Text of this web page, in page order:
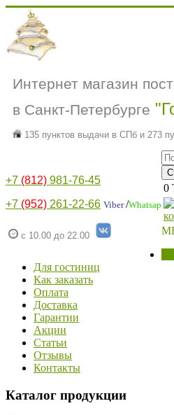
Интернет магазин
в Санкт-Петербурге
135 пунктов выдачи в СПб и 273
+7 (812) 981-76-45
+7 (952) 261-22-66 Viber/Whatsap
с 10.00 до 22.00
0
Для гостиниц
Как заказать
Оплата
Доставка
Гарантии
Акции
Статьи
Отзывы
Контакты
Каталог продукции